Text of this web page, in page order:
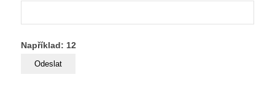
Například: 12